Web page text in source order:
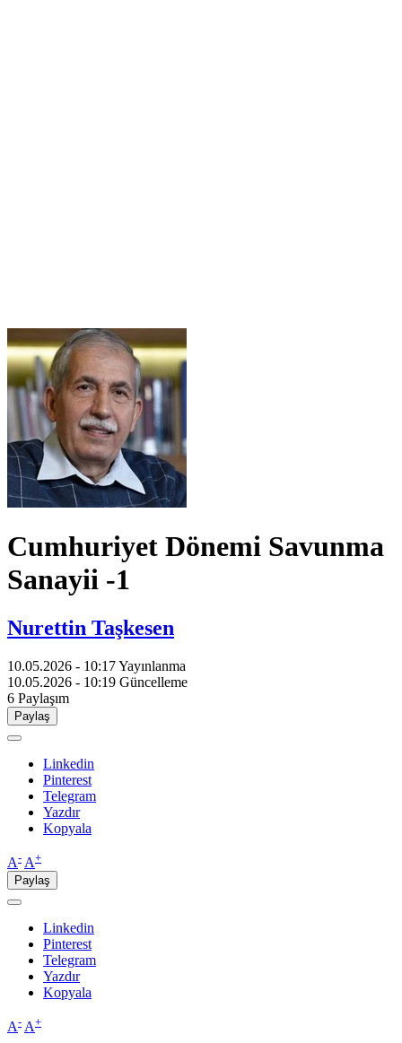
Cumhuriyet Dönemi Savunma
Sanayii -1
Nurettin Taşkesen
10.05.2026 - 10:17Yayınlanma
10.05.2026 - 10:19 Güncelleme
6 Paylaşım
Paylaş
Linkedin
Pinterest
Telegram
Yazdır
Kopyala
A- A+
Paylaş
Linkedin
Pinterest
Telegram
Yazdır
Kopyala
A- A+